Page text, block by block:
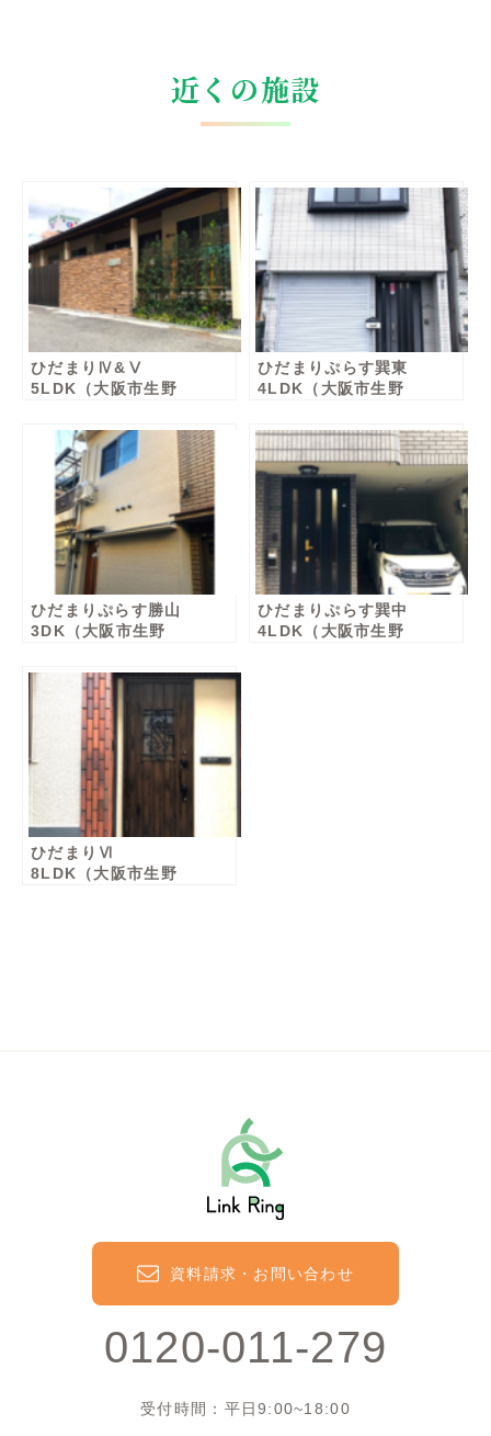
近くの施設
ひだまりⅣ&Ⅴ
5LDK（大阪市生野
ひだまりぷらす巽東
4LDK（大阪市生野
ひだまりぷらす勝山
3DK（大阪市生野
ひだまりぷらす巽中
4LDK（大阪市生野
ひだまりⅥ
8LDK（大阪市生野
0120-011-279
受付時間：平日9:00~18:00
資料請求・お問い合わせ